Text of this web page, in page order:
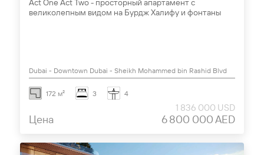
Act One Act Two - просторный апартамент с
великолепным видом на Бурдж Халифу и фонтаны
Dubai - Downtown Dubai - Sheikh Mohammed bin Rashid Blvd
172 м² 3 4
Цена
1 836 000 USD
6 800 000 AED